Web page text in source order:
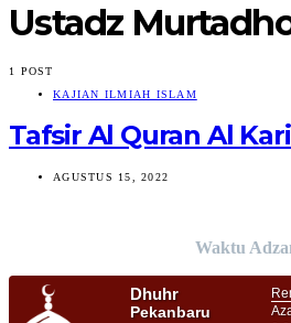
Ustadz
1 POST
KAJIAN ILMIAH ISLAM
Tafsir Al Quran Al
AGUSTUS 15, 2022
Waktu